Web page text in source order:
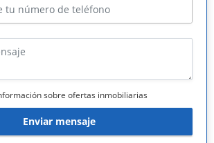
sobre ofertas inmobiliarias
Enviar mensaje